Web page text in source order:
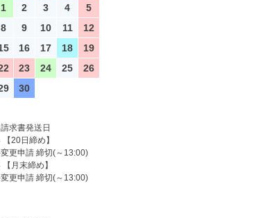
1
2 3 4
5
8 9 10 11
12
16 17 18
19
23 24 25
26
30
求書発送日
20日締め】
更申請 締切(～13:00)
月末締め】
更申請 締切(～13:00)